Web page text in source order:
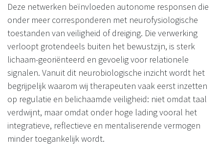
Deze netwerken beïnvloeden autonome responsen die
onder meer corresponderen met neurofysiologische
toestanden van veiligheid of dreiging. Die verwerking
verloopt grotendeels buiten het bewustzijn, is sterk
lichaam-georiënteerd en gevoelig voor relationele
signalen. Vanuit dit neurobiologische inzicht wordt het
begrijpelijk waarom wij therapeuten vaak eerst inzetten
op regulatie en belichaamde veiligheid: niet omdat taal
verdwijnt, maar omdat onder hoge lading vooral het
integratieve, reflectieve en mentaliserende vermogen
minder toegankelijk wordt.